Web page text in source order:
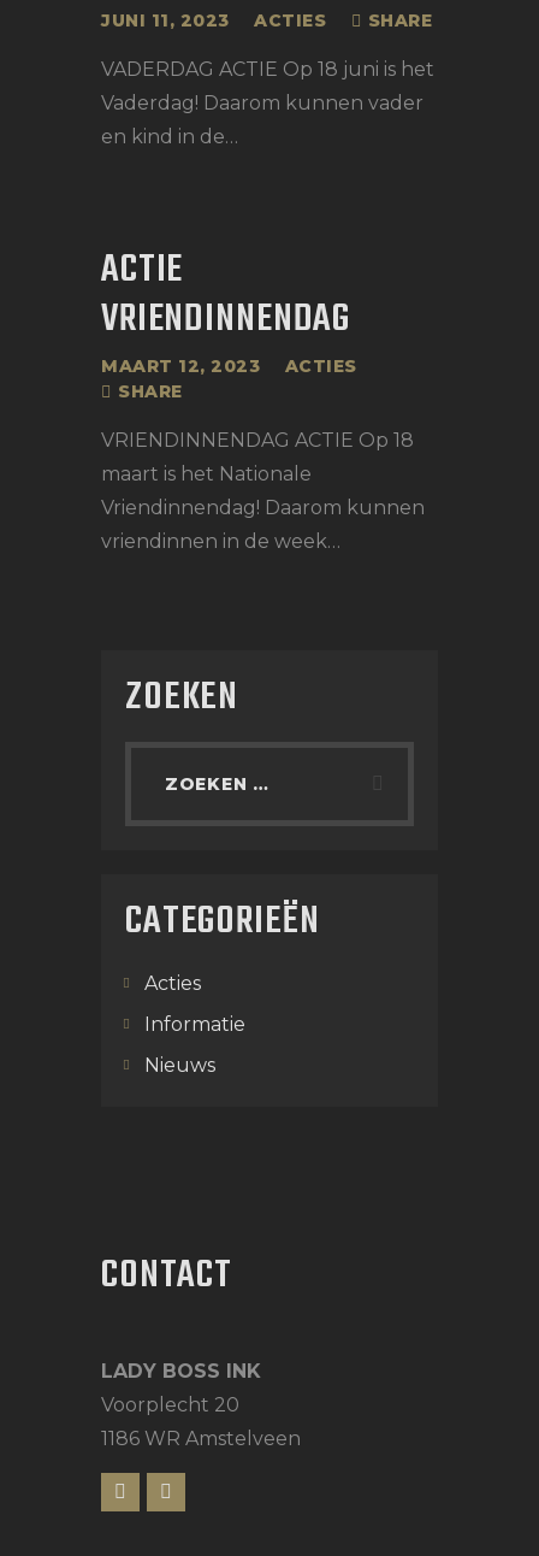
JUNI 11, 2023 ACTIES SHARE
VADERDAG ACTIE Op 18 juni is het
Vaderdag! Daarom kunnen vader
en kind in de…
ACTIE
VRIENDINNENDAG
MAART 12, 2023
ACTIES
SHARE
VRIENDINNENDAG ACTIE Op 18
maart is het Nationale
Vriendinnendag! Daarom kunnen
vriendinnen in de week…
ZOEKEN
CATEGORIEËN
Acties
Informatie
Nieuws
CONTACT
LADY BOSS INK
Voorplecht 20
1186 WR Amstelveen